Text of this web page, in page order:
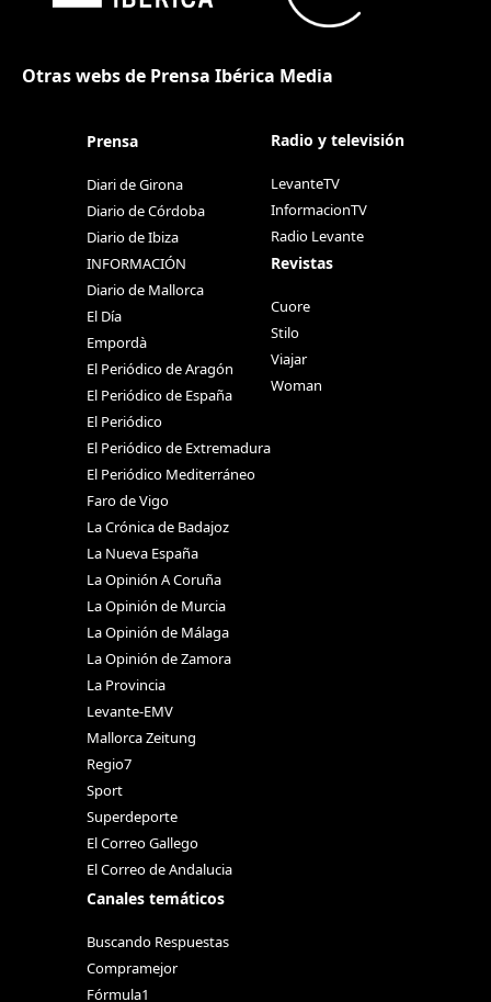
Otras webs de Prensa Ibérica Media
Prensa
Diari de Girona
Diario de Córdoba
Diario de Ibiza
INFORMACIÓN
Diario de Mallorca
El Día
Empordà
El Periódico de Aragón
El Periódico de España
El Periódico
El Periódico de Extremadura
El Periódico Mediterráneo
Faro de Vigo
La Crónica de Badajoz
La Nueva España
La Opinión A Coruña
La Opinión de Murcia
La Opinión de Málaga
La Opinión de Zamora
La Provincia
Levante-EMV
Mallorca Zeitung
Regio7
Sport
Superdeporte
El Correo Gallego
El Correo de Andalucia
Canales temáticos
Buscando Respuestas
Compramejor
Fórmula1
Radio y televisión
LevanteTV
InformacionTV
Radio Levante
Revistas
Cuore
Stilo
Viajar
Woman